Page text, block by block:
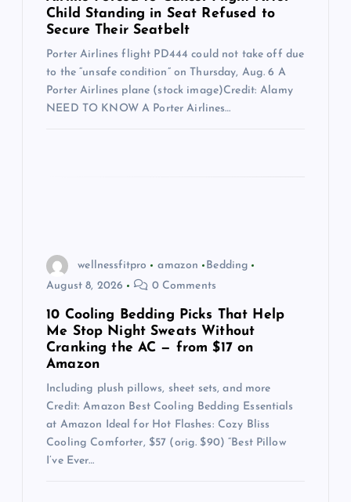
Child Standing in Seat Refused to
Secure Their Seatbelt
Porter Airlines flight PD444 could not take off due
to the “unsafe condition” on Thursday, Aug. 6 A
Porter Airlines plane (stock image)Credit: Alamy
NEED TO KNOW A Porter Airlines…
wellnessfitpro amazon
Bedding
August 8, 2026
0 Comments
10 Cooling Bedding Picks That Help
Me Stop Night Sweats Without
Cranking the AC — from $17 on
Amazon
Including plush pillows, sheet sets, and more
Credit: Amazon Best Cooling Bedding Essentials
at Amazon Ideal for Hot Flashes: Cozy Bliss
Cooling Comforter, $57 (orig. $90) “Best Pillow
I’ve Ever…